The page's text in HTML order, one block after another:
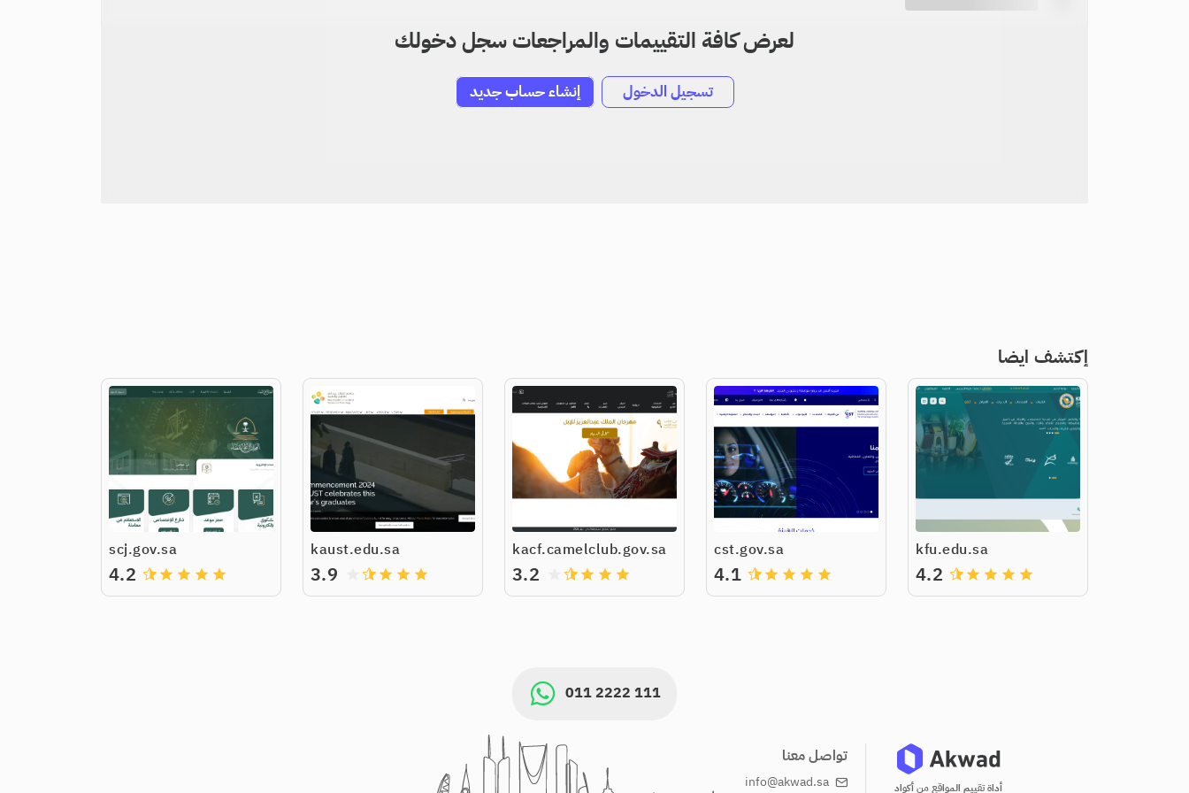
لعرض كافة التقييمات والمراجعات سجل دخولك
تسجيل الدخول إنشاء حساب جديد
إكتشف ايضا
kfu.edu.sa
grade
grade
grade
grade
4.2
cst.gov.sa
grade
grade
grade
grade
4.1
kacf.camelclub.gov.sa
grade
grade
grade
3.2
kaust.edu.sa
grade
grade
grade
3.9
scj.gov.sa
grade
grade
grade
grade
4.2
011 2222 111
أداة تقييم المواقع من أكواد
تواصل معنا
info@akwad.sa